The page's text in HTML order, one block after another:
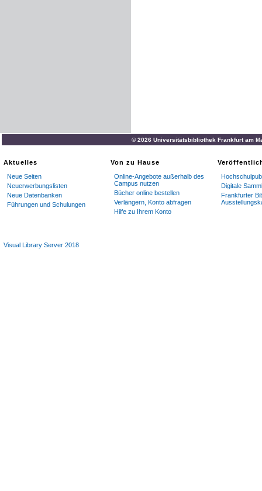
© 2026 Universitätsbibliothek Frankfurt am
Aktuelles
Neue Seiten
Neuerwerbungslisten
Neue Datenbanken
Führungen und Schulungen
Von zu Hause
Online-Angebote außerhalb des
Campus nutzen
Bücher online bestellen
Verlängern, Konto abfragen
Hilfe zu Ihrem Konto
Digitale
Frankfurter
Visual Library Server 2018